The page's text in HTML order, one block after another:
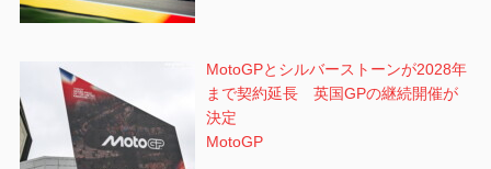
MotoGPとシルバーストーンが2028年
まで契約延長 英国GPの継続開催が
決定
MotoGP